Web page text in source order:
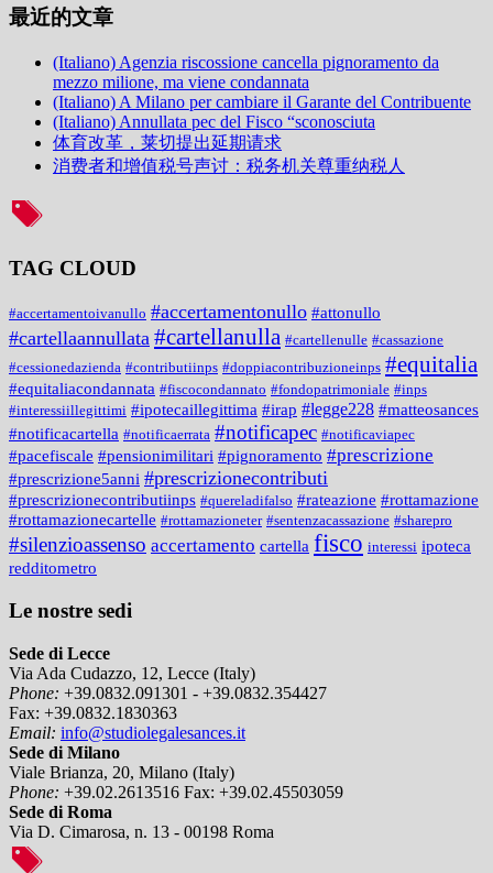
最近的文章
(Italiano) Agenzia riscossione cancella pignoramento da
mezzo milione, ma viene condannata
(Italiano) A Milano per cambiare il Garante del Contribuente
(Italiano) Annullata pec del Fisco “sconosciuta
体育改革，莱切提出延期请求
消费者和增值税号声讨：税务机关尊重纳税人
TAG CLOUD
#accertamentoivanullo #accertamentonullo #attonullo
#cartellaannullata #cartellanulla #cartellenulle #cassazione
#cessionedazienda #contributiinps #doppiacontribuzioneinps #equitalia
#equitaliacondannata #fiscocondannato #fondopatrimoniale #inps
#interessiillegittimi #ipotecaillegittima #irap #legge228 #matteosances
#notificacartella #notificaerrata #notificapec #notificaviapec
#pacefiscale #pensionimilitari #pignoramento #prescrizione
#prescrizione5anni #prescrizionecontributi
#prescrizionecontributiinps #quereladifalso #rateazione #rottamazione
#rottamazionecartelle #rottamazioneter #sentenzacassazione #sharepro
#silenzioassenso accertamento cartella fisco interessi ipoteca
redditometro
Le nostre sedi
Sede di Lecce
Via Ada Cudazzo, 12, Lecce (Italy)
Phone: +39.0832.091301 - +39.0832.354427
Fax: +39.0832.1830363
Email: info@studiolegalesances.it
Sede di Milano
Viale Brianza, 20, Milano (Italy)
Phone: +39.02.2613516 Fax: +39.02.45503059
Sede di Roma
Via D. Cimarosa, n. 13 - 00198 Roma